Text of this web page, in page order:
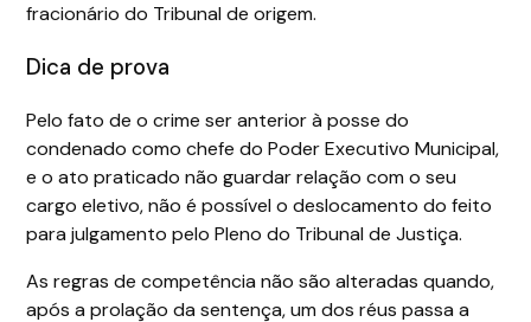
fracionário do Tribunal de origem.
Dica de prova
Pelo fato de o crime ser anterior à posse do
condenado como chefe do Poder Executivo Municipal,
e o ato praticado não guardar relação com o seu
cargo eletivo, não é possível o deslocamento do feito
para julgamento pelo Pleno do Tribunal de Justiça.
As regras de competência não são alteradas quando,
após a prolação da sentença, um dos réus passa a